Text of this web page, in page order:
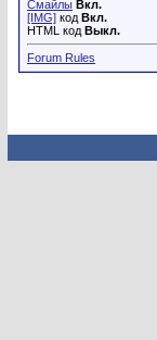
Смайлы Вкл.
[IMG] код Вкл.
HTML код Выкл.
Forum Rules